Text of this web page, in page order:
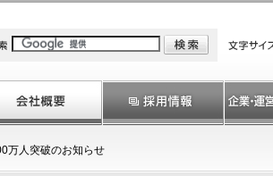
万人突破のお知らせ